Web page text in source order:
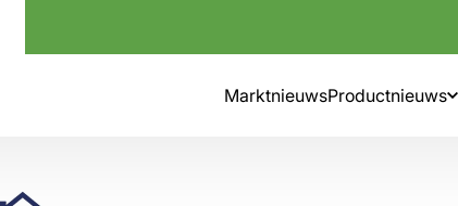
MarktnieuwsProductnieuws